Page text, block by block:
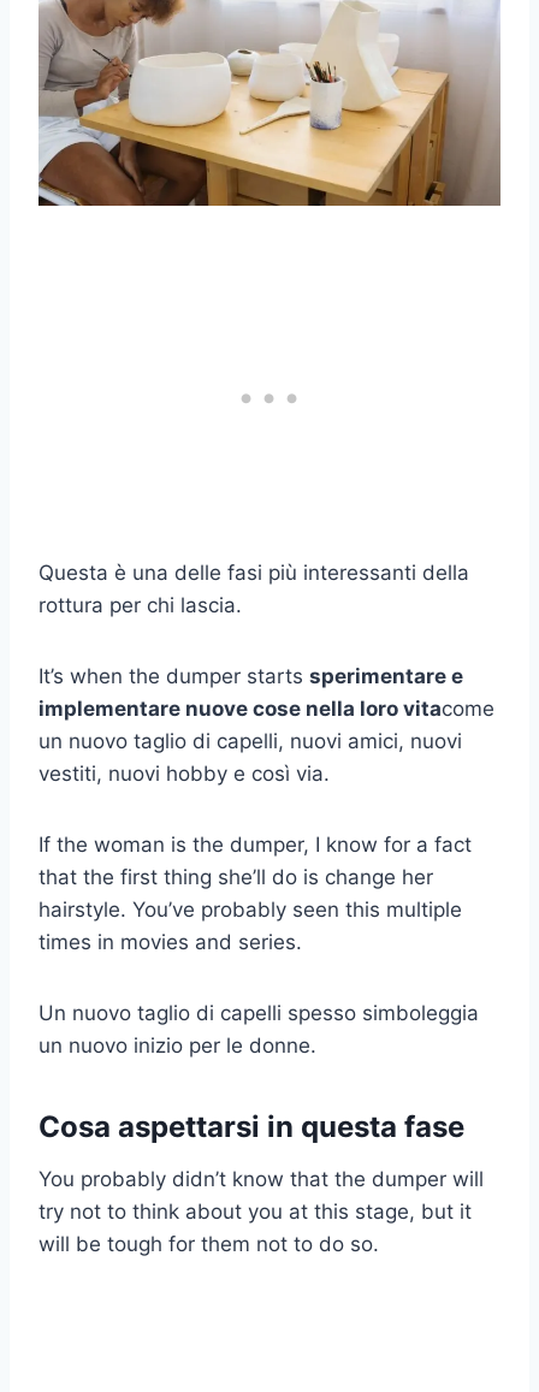
Questa è una delle fasi più interessanti della
rottura per chi lascia.
It’s when the dumper starts sperimentare e
implementare nuove cose nella loro vitacome
un nuovo taglio di capelli, nuovi amici, nuovi
vestiti, nuovi hobby e così via.
If the woman is the dumper, I know for a fact
that the first thing she’ll do is change her
hairstyle. You’ve probably seen this multiple
times in movies and series.
Un nuovo taglio di capelli spesso simboleggia
un nuovo inizio per le donne.
Cosa aspettarsi in questa fase
You probably didn’t know that the dumper will
try not to think about you at this stage, but it
will be tough for them not to do so.